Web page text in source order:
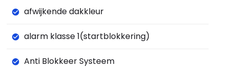
afwijkende dakkleur
alarm klasse 1(startblokkering)
Anti Blokkeer Systeem